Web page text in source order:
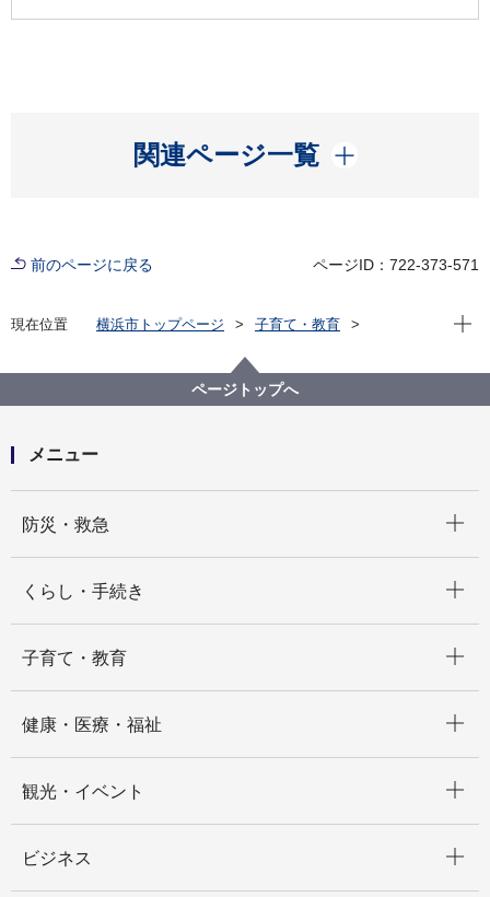
関連ページ一覧
開く
前のページに戻る ページID：722-373-571
現在位置 横浜市トップページ
子育て・教育
待機児童対策
保育士確保の施策
保育士になりたい方向けの取組
現在
ページトップへ
メニュー
防災・救急
くらし・手続き
子育て・教育
健康・医療・福祉
観光・イベント
ビジネス